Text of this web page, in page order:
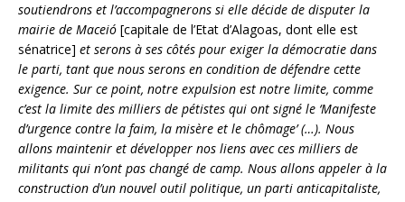
soutiendrons et l’accompagnerons si elle décide de disputer la
mairie de Maceió [capitale de l’Etat d’Alagoas, dont elle est
sénatrice] et serons à ses côtés pour exiger la démocratie dans
le parti, tant que nous serons en condition de défendre cette
exigence. Sur ce point, notre expulsion est notre limite, comme
c’est la limite des milliers de pétistes qui ont signé le ‘Manifeste
d’urgence contre la faim, la misère et le chômage’ (…). Nous
allons maintenir et développer nos liens avec ces milliers de
militants qui n’ont pas changé de camp. Nous allons appeler à la
construction d’un nouvel outil politique, un parti anticapitaliste,